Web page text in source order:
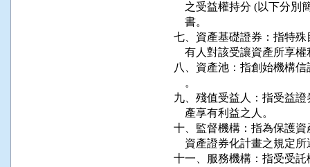
之受益權持分 (以下分
    書。
七、資產基礎證券：指特
有人對該受讓資產所享
八、資產池：指創始機構
    。
九、殘值受益人：指受益
    產享有利益之人。
十、監督機構：指為保護
資產證券化計畫之規定
十一、服務機構：指受受